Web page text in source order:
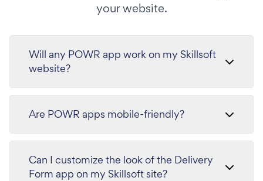
your website.
Will any POWR app work on my Skillsoft
website?
Are POWR apps mobile-friendly?
Can I customize the look of the Delivery
Form app on my Skillsoft site?